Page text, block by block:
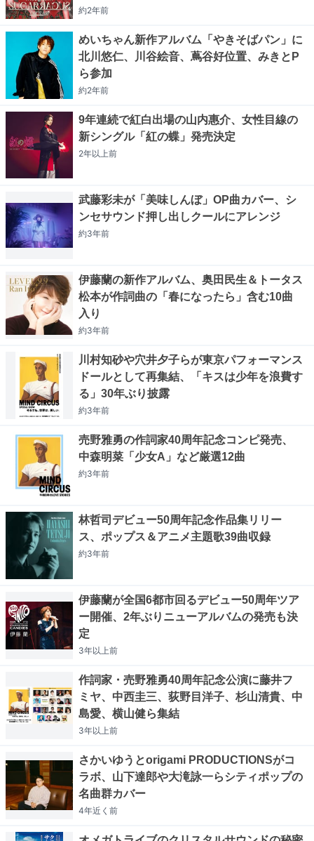
約2年前
めいちゃん新作アルバム「やきそばパン」に
北川悠仁、川谷絵音、蔦谷好位置、みきとP
ら参加
約2年前
9年連続で紅白出場の山内惠介、女性目線の
新シングル「紅の蝶」発売決定
2年以上前
武藤彩未が「美味しんぼ」OP曲カバー、シ
ンセサウンド押し出しクールにアレンジ
約3年前
伊藤蘭の新作アルバム、奥田民生＆トータス
松本が作詞曲の「春になったら」含む10曲
入り
約3年前
川村知砂や穴井夕子らが東京パフォーマンス
ドールとして再集結、「キスは少年を浪費す
る」30年ぶり披露
約3年前
売野雅勇の作詞家40周年記念コンピ発売、
中森明菜「少女A」など厳選12曲
約3年前
林哲司デビュー50周年記念作品集リリー
ス、ポップス＆アニメ主題歌39曲収録
約3年前
伊藤蘭が全国6都市回るデビュー50周年ツア
ー開催、2年ぶりニューアルバムの発売も決
定
3年以上前
作詞家・売野雅勇40周年記念公演に藤井フ
ミヤ、中西圭三、荻野目洋子、杉山清貴、中
島愛、横山健ら集結
3年以上前
さかいゆうとorigami PRODUCTIONSがコ
ラボ、山下達郎や大滝詠一らシティポップの
名曲群カバー
4年近く 前